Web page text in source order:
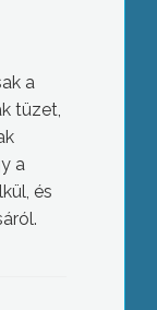
a
tüzet,
a
és